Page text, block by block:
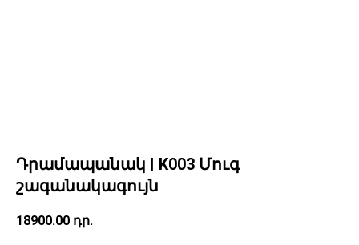
Դրամապանակ | K003 Մուգ
շագանակագույն
18900.00 դր.